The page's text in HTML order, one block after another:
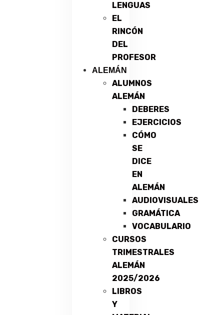
LENGUAS
EL
RINCÓN
DEL
PROFESOR
ALEMÁN
ALUMNOS
ALEMÁN
DEBERES
EJERCICIOS
CÓMO
SE
DICE
EN
ALEMÁN
AUDIOVISUALES
GRAMÁTICA
VOCABULARIO
CURSOS
TRIMESTRALES
ALEMÁN
2025/2026
LIBROS
Y